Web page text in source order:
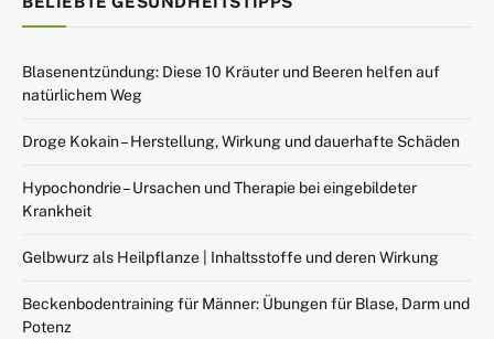
Blasenentzündung: Diese 10 Kräuter und Beeren helfen auf
natürlichem Weg
Droge Kokain – Herstellung, Wirkung und dauerhafte Schäden
Hypochondrie – Ursachen und Therapie bei eingebildeter
Krankheit
Gelbwurz als Heilpflanze | Inhaltsstoffe und deren Wirkung
Beckenbodentraining für Männer: Übungen für Blase, Darm und
Potenz